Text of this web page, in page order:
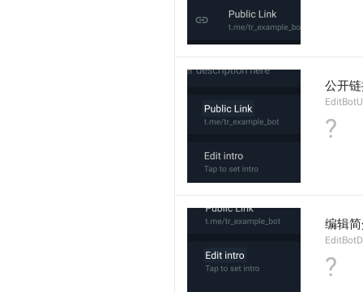
公开
?
编辑
?